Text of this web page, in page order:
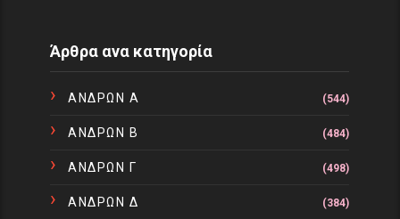
Άρθρα ανα κατηγορία
ΑΝΔΡΩΝ Α (544)
ΑΝΔΡΩΝ Β (484)
ΑΝΔΡΩΝ Γ (498)
ΑΝΔΡΩΝ Δ (384)